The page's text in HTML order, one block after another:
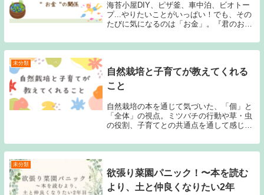
海苔小屋DIY、ピザ釜、車中泊、ビオトー
プ...やりたいことがいっぱい！でも、その
たびに気になるのは「お金」。『君のお金
かさと人とのつながりについて綴ります。
未分類
自然栽培と子育てが教えてくれる
こと
自然栽培の本を通じて気づいた、「個」と
「全体」の視点。ミツバチの行動や草・虫
の役割、子育てとの共通点を通して感じた
未分類
欲張り菜園パニック！〜本を読む
より、土と仲良くなりたい2年